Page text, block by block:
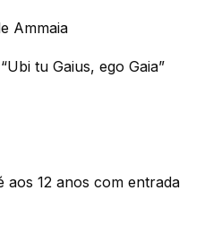
Ammaia
tu Gaius, ego Gaia”
aos 12 anos com entrada